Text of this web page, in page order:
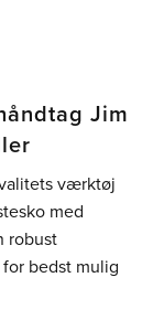
Jim
værktøj
med
robust
bedst mulig